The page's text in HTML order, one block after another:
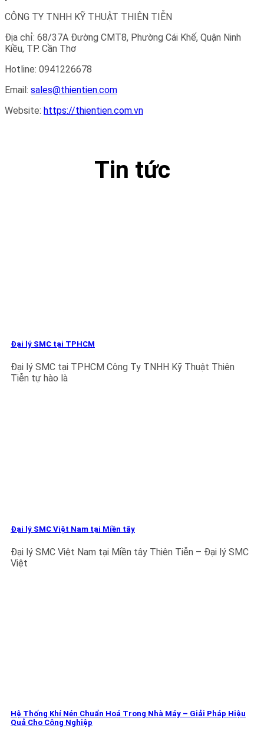
CÔNG TY TNHH KỸ THUẬT THIÊN TIỄN
Địa chỉ: 68/37A Đường CMT8, Phường Cái Khế, Quận Ninh
Kiều, TP. Cần Thơ
Hotline: 0941226678
Email: sales@thientien.com
Website: https://thientien.com.vn
Tin tức
Đại lý SMC tại TPHCM
Đại lý SMC tại TPHCM Công Ty TNHH Kỹ Thuật Thiên
Tiễn tự hào là
Đại lý SMC Việt Nam tại Miền tây
Đại lý SMC Việt Nam tại Miền tây Thiên Tiễn – Đại lý SMC
Việt
Hệ Thống Khí Nén Chuẩn Hoá Trong Nhà Máy – Giải Pháp Hiệu
Quả Cho Công Nghiệp